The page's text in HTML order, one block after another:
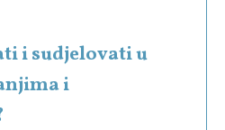
i sudjelovati u
i